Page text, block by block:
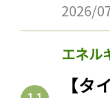
2026/
エネル
【